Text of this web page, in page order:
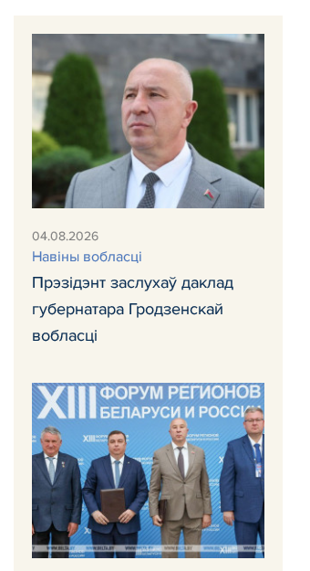
04.08.2026
Навiны вобласці
Прэзідэнт заслухаў даклад
губернатара Гродзенскай
вобласці